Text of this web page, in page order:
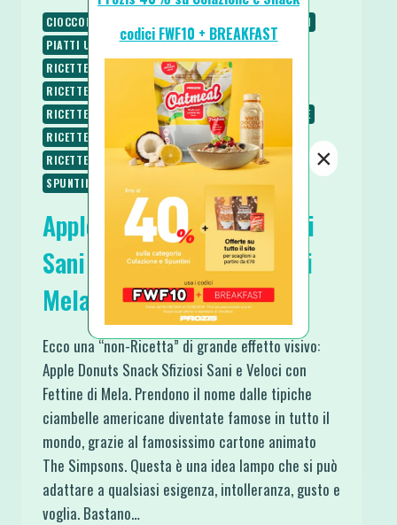
CIOCCOLATO
PIATTI FREDDI
PIATTI UNICI
PIATTI VELOCI
RICETTE
RICETTE DOLCI
RICETTE LOW CARB
RICETTE PROTEICHE
RICETTE SENZA BURRO
RICETTE SENZA COTTURA
RICETTE SENZA GLUTINE
RICETTE SENZA UOVA
RICETTE SENZA ZUCCHERO
RICETTE VEGANE
RICETTE VEGETARIANE
SPUNTINI E SNACKS
TRUCCHI IN CUCINA
Apple Donuts Snack Sfiziosi
Sani e Veloci con Fettine di
Mela
Ecco una “non-Ricetta” di grande effetto visivo:
Apple Donuts Snack Sfiziosi Sani e Veloci con
Fettine di Mela. Prendono il nome dalle tipiche
ciambelle americane diventate famose in tutto il
mondo, grazie al famosissimo cartone animato
The Simpsons. Questa è una idea lampo che si può
adattare a qualsiasi esigenza, intolleranza, gusto e
voglia. Bastano…
codici FWF10 + BREAKFAST
×